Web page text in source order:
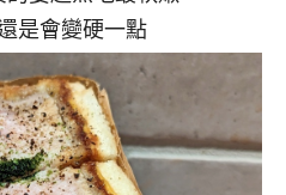
是會變硬一點